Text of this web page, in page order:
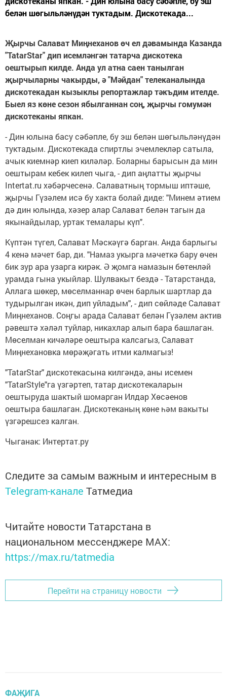
белән шөгыльләнүдән туктадым. Дискотекада...
Җырчы Салават Миңнеханов өч ел дәвамында Казанда
"TatarStar" дип исемләнгән татарча дискотека
оештырып килде. Анда ул атна саен танылган
җырчыларны чакырды, ә "Мәйдан" телеканалында
дискотекадан кызыклы репортажлар тәкъдим ителде.
Быел яз көне сезон ябылганнан соң, җырчы гомумән
дискотеканы япкан.
- Дин юлына басу сәбәпле, бу эш белән шөгыльләнүдән
туктадым. Дискотекада спиртлы эчемлекләр сатыла,
ачык киемнәр киеп киләләр. Боларны барысын да мин
оештырам кебек килеп чыга, - дип аңлатты җырчы
Intertat.ru хәбәрчесенә. Салаватның тормыш иптәше,
җырчы Гүзәлем исә бу хакта болай диде: "Минем әтием
дә дин юлында, хәзер алар Салават белән тагын да
якынайдылар, уртак темалары күп".
Күптән түгел, Салават Мәскәүгә барган. Анда барлыгы
4 кенә мәчет бар, ди. "Намаз укырга мәчеткә бару өчен
бик зур ара узарга кирәк. Ә җомга намазын бөтенләй
урамда гына укыйлар. Шулвакыт бездә - Татарстанда,
Аллага шөкер, мөселманнар өчен барлык шартлар да
тудырылган икән, дип уйладым", - дип сөйләде Салават
Миңнеханов. Соңгы арада Салават белән Гүзәлем актив
рәвештә хәләл туйлар, никахлар алып бара башлаган.
Мөселман кичәләре оештыра калсагыз, Салават
Миңнехановка мөрәҗәгать итми калмагыз!
"TatarStar" дискотекасына килгәндә, аны исемен
"TatarStyle"га үзгәртеп, татар дискотекаларын
оештыруда шактый шомарган Илдар Хөсәенов
оештыра башлаган. Дискотеканың көне һәм вакыты
үзгәрешсез калган.
Чыганак: Интертат.ру
Следите за самым важным и интересным в
Telegram-канале Татмедиа
Читайте новости Татарстана в
национальном мессенджере MАХ:
https://max.ru/tatmedia
Перейти на страницу новости
ФАҖИГА